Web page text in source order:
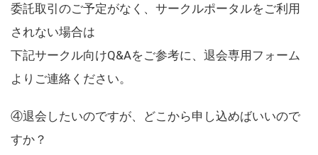
委託取引のご予定がなく、サークルポータルをご利用
されない場合は
下記サークル向けQ&Aをご参考に、退会専用フォーム
よりご連絡ください。
④退会したいのですが、どこから申し込めばいいので
すか？